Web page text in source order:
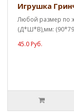
Игрушка
Любой размер по
(Д*Ш*В),мм:
45.0 Руб.